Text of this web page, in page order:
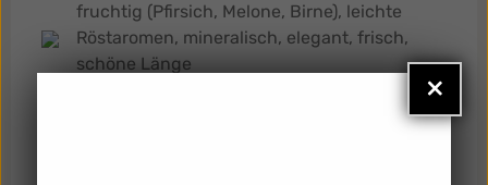
fruchtig (Pfirsich, Melone, Birne), leichte
Röstaromen, mineralisch, elegant, frisch,
schöne Länge
Aperitif, Geflügel, Fisch, Forelle, Risotto mit
×